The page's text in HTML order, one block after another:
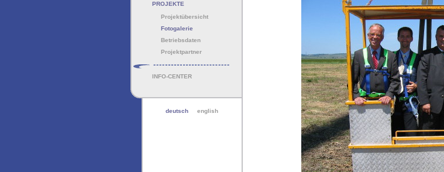
PROJEKTE
Projektübersicht
Fotogalerie
Betriebsdaten
Projektpartner
INFO-CENTER
deutsch english